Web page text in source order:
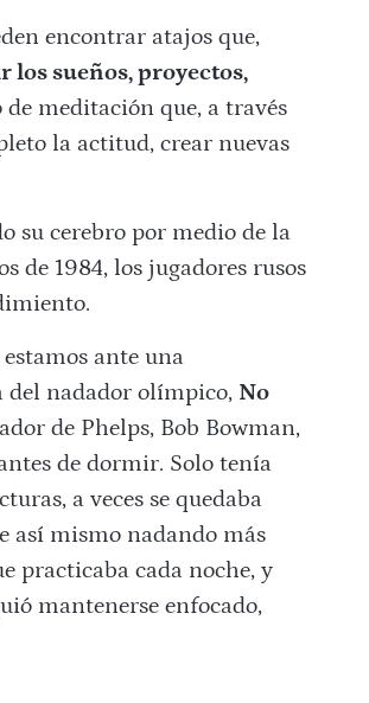
encontrar atajos que,
los sueños, proyectos,
meditación que, a través
la actitud, crear nuevas
su cerebro por medio de la
de 1984, los jugadores rusos
ante una
nadador olímpico, No
de Phelps, Bob Bowman,
de dormir. Solo tenía
a veces se quedaba
así mismo nadando más
practicaba cada noche, y
mantenerse enfocado,